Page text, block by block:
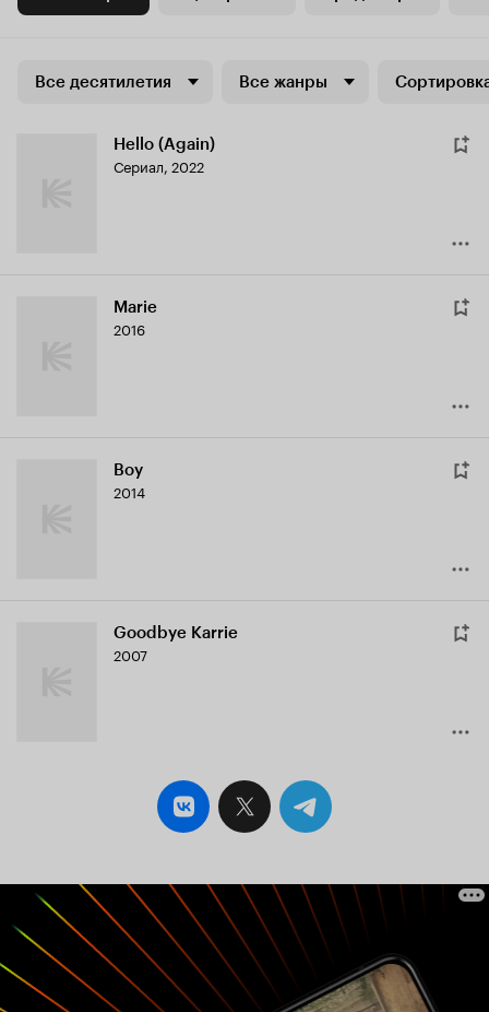
Все десятилетия Все жанры
Hello (Again)
Сериал, 2022
Marie
2016
Boy
2014
Goodbye Karrie
2007